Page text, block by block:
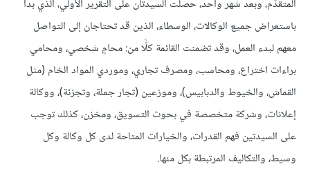
المتقدّم، وبعد شهر واحد، حصلت السيدتان على التقرير الأولي، الذي بدأ
باستعراض جميع الوكالات، الوسطاء، الذين قد تحتاجان إلى التواصل
معهم لبدء العمل، وقد تضمنت القائمة كلًّا من: محامٍ شخصي، ومحامي
براءات اختراع، ومحاسب، ومصرف تجاري، وموردي المواد الخام (مثل
القماش، والخيوط والدبابيس)، وموزعين (تجار جملة، وتجزئة)، ووكالة
إعلانات، وشركة متخصصة في بحوث التسويق، ومخزن، كذلك توجب
على السيدتين فهم القدرات، والخيارات المتاحة لدى كل وكالة وكل
وسيط، والتكاليف المرتبطة بكل منها.